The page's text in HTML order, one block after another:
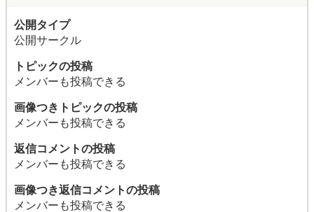
公開タイプ
公開サークル
トピックの投稿
メンバーも投稿できる
画像つきトピックの投稿
メンバーも投稿できる
返信コメントの投稿
メンバーも投稿できる
画像つき返信コメントの投稿
メンバーも投稿できる